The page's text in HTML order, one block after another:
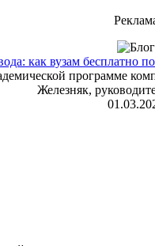
как вузам бесплатно
программе
Железняк,